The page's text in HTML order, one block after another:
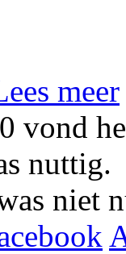
meer
0 vond
nuttig.
niet